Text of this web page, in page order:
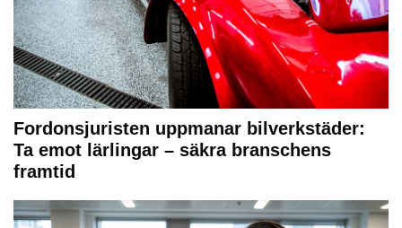
Fordonsjuristen uppmanar bilverkstäder:
Ta emot lärlingar – säkra branschens
framtid